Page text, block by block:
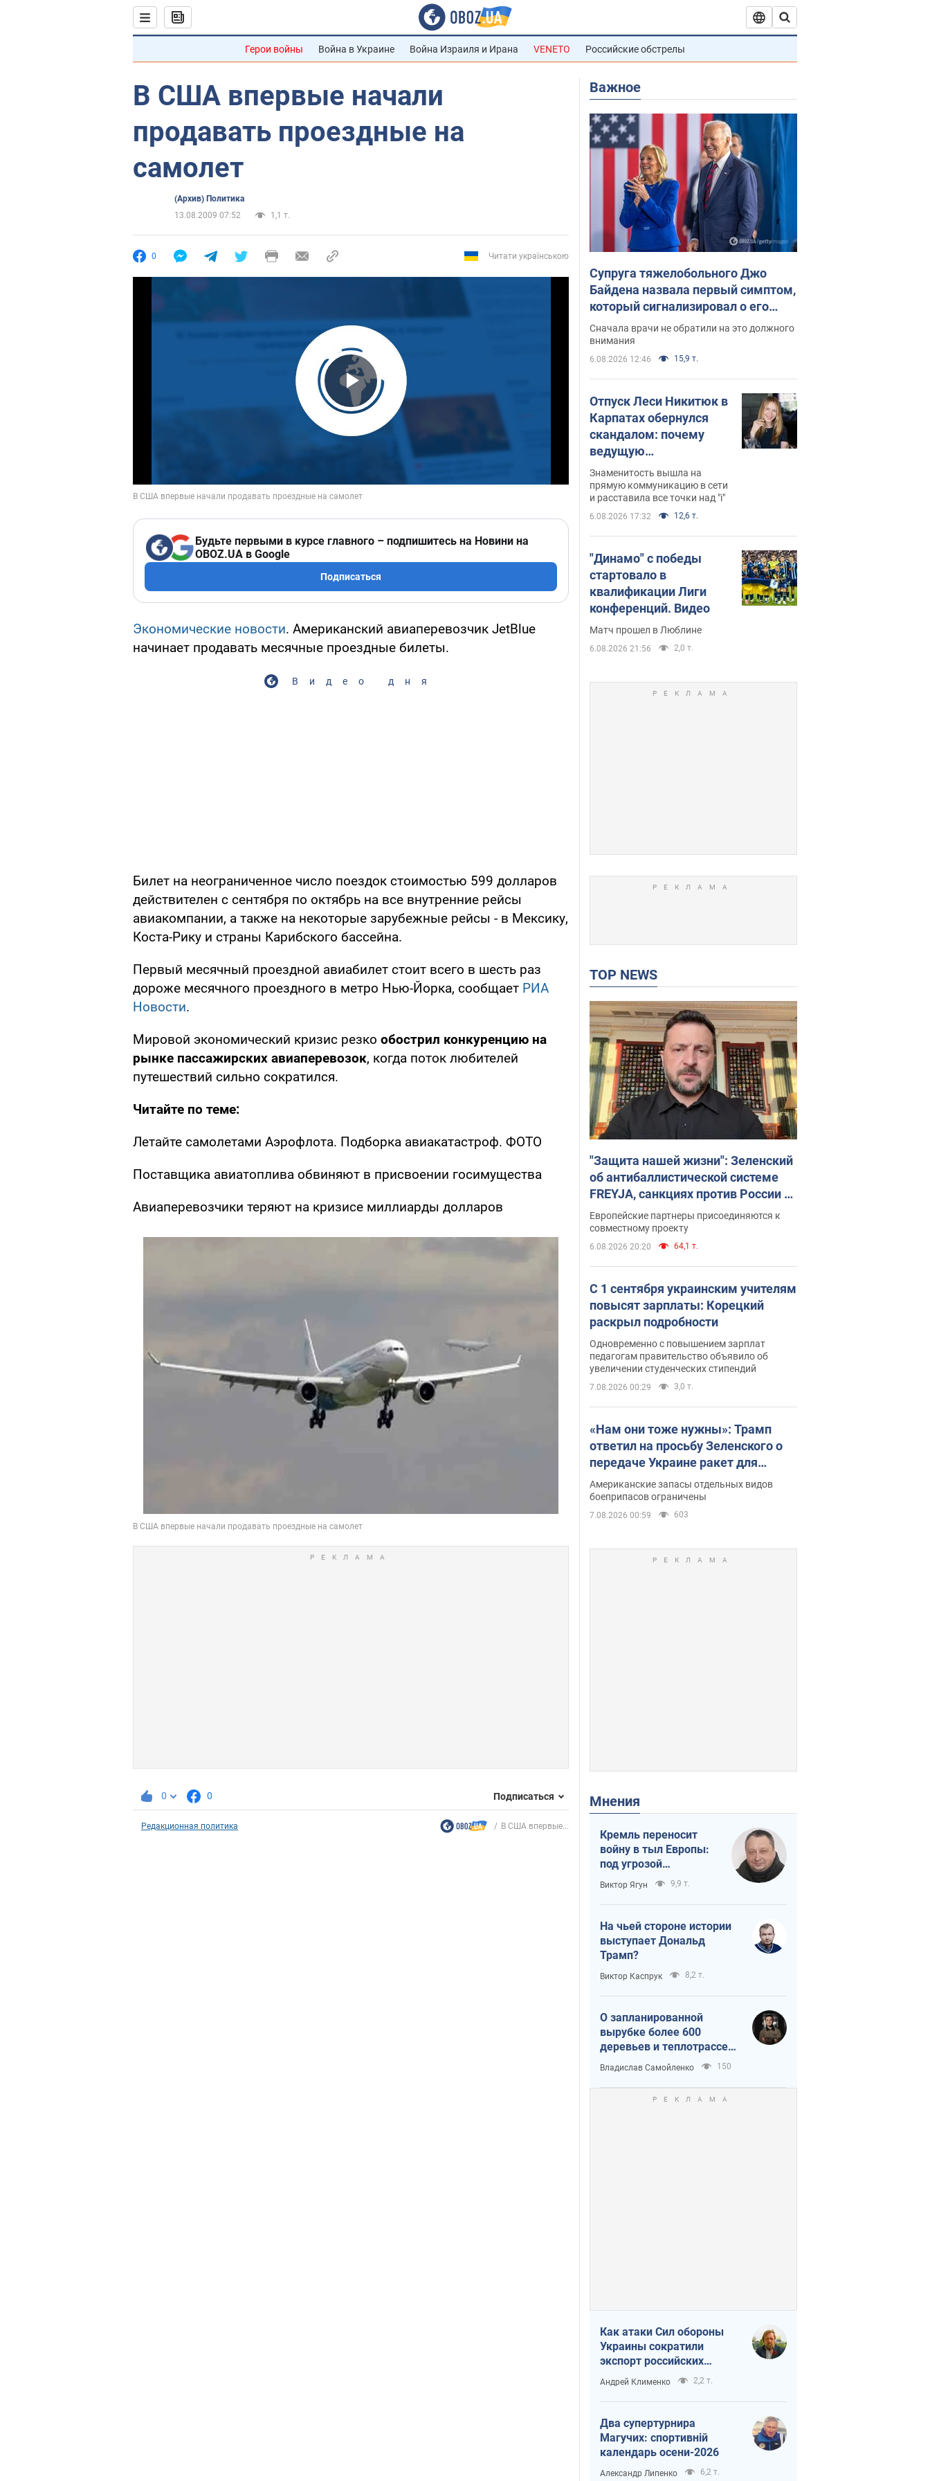
Герои войны Война в Украине Война Израиля и Ирана VENETO Российские обстрелы
В США впервые начали
продавать проездные на
самолет
(Архив) Политика
13.08.2009 07:52
1,1 т.
0 Читати українською
Play Video
Будьте первыми в курсе главного – подпишитесь на Новини на
OBOZ.UA в Google
Подписаться
Экономические новости. Американский авиаперевозчик JetBlue
начинает продавать месячные проездные билеты.
Видео дня
Билет на неограниченное число поездок стоимостью 599 долларов
действителен с сентября по октябрь на все внутренние рейсы
авиакомпании, а также на некоторые зарубежные рейсы - в Мексику,
Коста-Рику и страны Карибского бассейна.
Первый месячный проездной авиабилет стоит всего в шесть раз
дороже месячного проездного в метро Нью-Йорка, сообщает РИА
Новости.
Мировой экономический кризис резко обострил конкуренцию на
рынке пассажирских авиаперевозок, когда поток любителей
путешествий сильно сократился.
Читайте по теме:
Летайте самолетами Аэрофлота. Подборка авиакатастроф. ФОТО
Поставщика авиатоплива обвиняют в присвоении госимущества
Авиаперевозчики теряют на кризисе миллиарды долларов
0 0 Подписаться
Редакционная политика В США впервые...
Важное
Супруга тяжелобольного Джо
Байдена назвала первый симптом,
который сигнализировал о его
"агрессивном" раке
Сначала врачи не обратили на это должного
внимания
6.08.2026 12:46 15,9 т.
Отпуск Леси Никитюк в
Карпатах обернулся
скандалом: почему
ведущую
несправедливо
захейтили
Знаменитость вышла на
прямую коммуникацию в сети
и расставила все точки над "i"
6.08.2026 17:32 12,6 т.
"Динамо" с победы
стартовало в
квалификации Лиги
конференций. Видео
Матч прошел в Люблине
6.08.2026 21:56 2,0 т.
TOP NEWS
"Защита нашей жизни": Зеленский
об антибаллистической системе
FREYJA, санкциях против России и
поддержке аграриев. Видео
Европейские партнеры присоединяются к
совместному проекту
6.08.2026 20:20 64,1 т.
С 1 сентября украинским учителям
повысят зарплаты: Корецкий
раскрыл подробности
Одновременно с повышением зарплат
педагогам правительство объявило об
увеличении студенческих стипендий
7.08.2026 00:29 3,0 т.
«Нам они тоже нужны»: Трамп
ответил на просьбу Зеленского о
передаче Украине ракет для
Patriot
Американские запасы отдельных видов
боеприпасов ограничены
7.08.2026 00:59 603
Мнения
Кремль переносит
войну в тыл Европы:
под угрозой
критическая
логистика
Виктор Ягун 9,9 т.
На чьей стороне истории
выступает Дональд
Трамп?
Виктор Каспрук 8,2 т.
О запланированной
вырубке более 600
деревьев и теплотрассе:
что происходит на
Теремках в Киеве
Владислав Самойленко 150
Как атаки Сил обороны
Украины сократили
экспорт российских
нефтепродуктов
Андрей Клименко 2,2 т.
Два супертурнира
Магучих: спортивній
календарь осени-2026
Александр Липенко 6,2 т.